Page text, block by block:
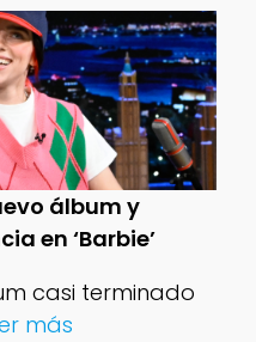
álbum y
en ‘Barbie’
casi terminado
más